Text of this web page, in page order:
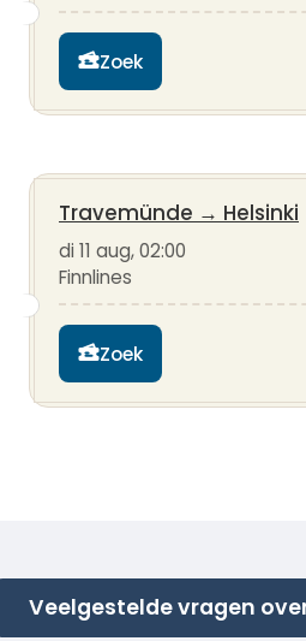
Zoek
Travemünde → Helsinki
di 11 aug, 02:00
Finnlines
Zoek
Veelgestelde vragen